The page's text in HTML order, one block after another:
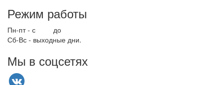
Режим работы
Пн-пт - с до
Сб-Вс - выходные дни.
Мы в соцсетях